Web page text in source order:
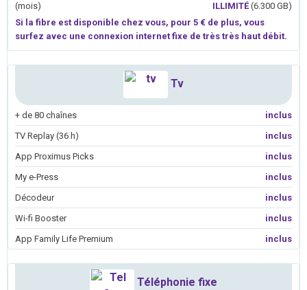
(mois)
ILLIMITÉ(6.300 GB)
Si la fibre est disponible chez vous, pour 5 € de plus, vous
surfez avec une connexion internet fixe de très très haut débit.
Tv
+ de 80 chaînes
inclus
TV Replay (36 h)
inclus
App Proximus Picks
inclus
My e-Press
inclus
Décodeur
inclus
Wi-fi Booster
inclus
App Family Life Premium
inclus
Téléphonie fixe